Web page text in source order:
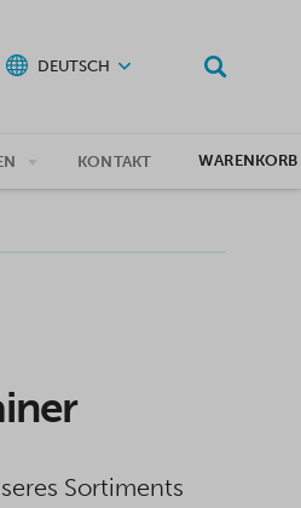
DEUTSCH
KONTAKT WARENKORB
Sortiments